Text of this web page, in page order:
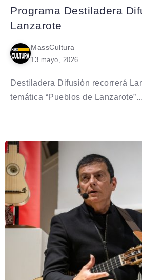
Programa Destiladera
Lanzarote
MassCultura
13 mayo, 2026
Destiladera Difusión recorrerá
temática “Pueblos de Lanzarote”...